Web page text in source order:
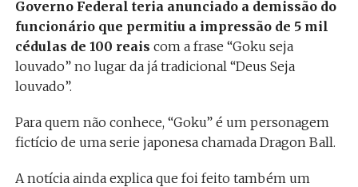
Governo Federal teria anunciado a demissão do
funcionário que permitiu a impressão de 5 mil
cédulas de 100 reais com a frase “Goku seja
louvado” no lugar da já tradicional “Deus Seja
louvado”.
Para quem não conhece, “Goku” é um personagem
fictício de uma serie japonesa chamada Dragon Ball.
A notícia ainda explica que foi feito também um